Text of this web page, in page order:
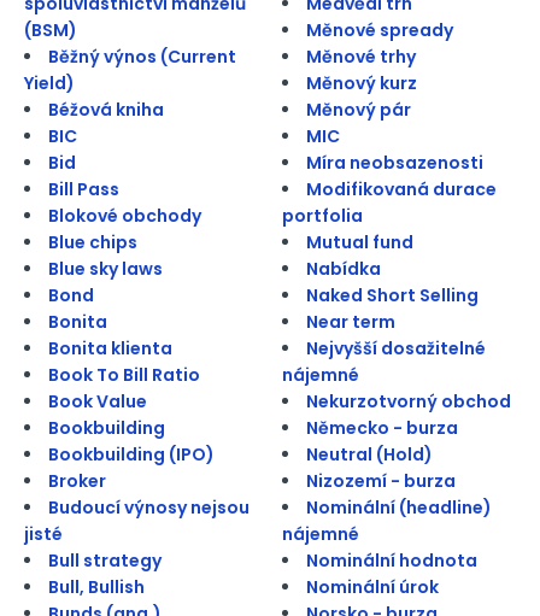
(BSM)
Běžný výnos (Current
Yield)
Béžová kniha
BIC
Bid
Bill Pass
Blokové obchody
Blue chips
Blue sky laws
Bond
Bonita
Bonita klienta
Book To Bill Ratio
Book Value
Bookbuilding
Bookbuilding (IPO)
Broker
Budoucí výnosy nejsou
jisté
Bull strategy
Bull, Bullish
Měnové spready
Měnové trhy
Měnový kurz
Měnový pár
MIC
Míra neobsazenosti
Modifikovaná durace
portfolia
Mutual fund
Nabídka
Naked Short Selling
Near term
Nejvyšší dosažitelné
nájemné
Nekurzotvorný obchod
Německo - burza
Neutral (Hold)
Nizozemí - burza
Nominální (headline)
nájemné
Nominální hodnota
Nominální úrok